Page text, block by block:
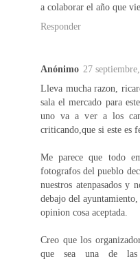
a colaborar el año que
Responder
Anónimo 27
Lleva mucha razon,
sala el mercado para
uno va a ver a los
criticando,que si este es
Me parece que todo
fotografos del pueblo
nuestros atenpasados y
debajo del
opinion cosa aceptada.
Creo que los
que sea una de las